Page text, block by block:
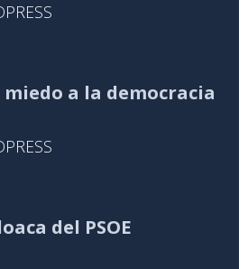
miedo a la democracia
del PSOE